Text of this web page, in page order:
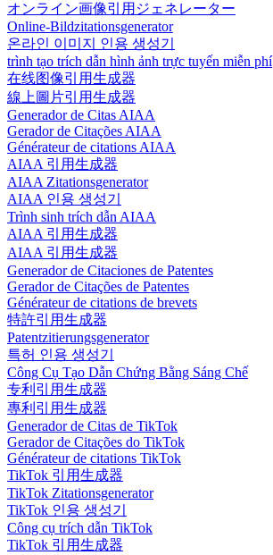
オンライン画像引用ジェネレーター
Online-Bildzitationsgenerator
온라인 이미지 인용 생성기
trình tạo trích dẫn hình ảnh trực tuyến miễn phí
在线图像引用生成器
線上圖片引用生成器
Generador de Citas AIAA
Gerador de Citações AIAA
Générateur de citations AIAA
AIAA 引用生成器
AIAA Zitationsgenerator
AIAA 인용 생성기
Trình sinh trích dẫn AIAA
AIAA 引用生成器
AIAA 引用生成器
Generador de Citaciones de Patentes
Gerador de Citações de Patentes
Générateur de citations de brevets
特許引用生成器
Patentzitierungsgenerator
특허 인용 생성기
Công Cụ Tạo Dẫn Chứng Bằng Sáng Chế
专利引用生成器
專利引用生成器
Generador de Citas de TikTok
Gerador de Citações do TikTok
Générateur de citations TikTok
TikTok 引用生成器
TikTok Zitationsgenerator
TikTok 인용 생성기
Công cụ trích dẫn TikTok
TikTok 引用生成器